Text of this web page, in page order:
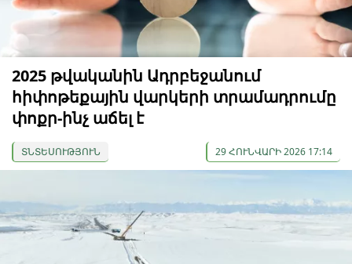
2025 թվականին Ադրբեջանում
հիփոթեքային վարկերի տրամադրումը
փոքր-ինչ աճել է
ՏՆՏԵՍՈՒԹՅՈՒՆ 29 ՀՈՒՆՎԱՐԻ 2026 17:14